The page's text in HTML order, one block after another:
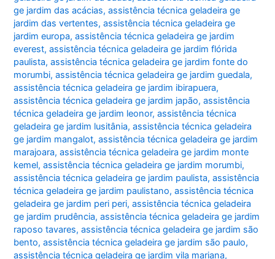
ge jardim das acácias,assistência técnica geladeira ge
jardim das vertentes,assistência técnica geladeira ge
jardim europa,assistência técnica geladeira ge jardim
everest,assistência técnica geladeira ge jardim flórida
paulista,assistência técnica geladeira ge jardim fonte do
morumbi,assistência técnica geladeira ge jardim guedala,
assistência técnica geladeira ge jardim ibirapuera,
assistência técnica geladeira ge jardim japão,assistência
técnica geladeira ge jardim leonor,assistência técnica
geladeira ge jardim lusitânia,assistência técnica geladeira
ge jardim mangalot,assistência técnica geladeira ge jardim
marajoara,assistência técnica geladeira ge jardim monte
kemel,assistência técnica geladeira ge jardim morumbi,
assistência técnica geladeira ge jardim paulista,assistência
técnica geladeira ge jardim paulistano,assistência técnica
geladeira ge jardim peri peri,assistência técnica geladeira
ge jardim prudência,assistência técnica geladeira ge jardim
raposo tavares,assistência técnica geladeira ge jardim são
bento,assistência técnica geladeira ge jardim são paulo,
assistência técnica geladeira ge jardim vila mariana,